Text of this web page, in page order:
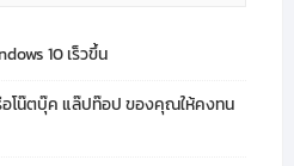
10 เร็วขึ้น
โน๊ตบุ๊ค แล๊ปท๊อป ของคุณให้คงทน